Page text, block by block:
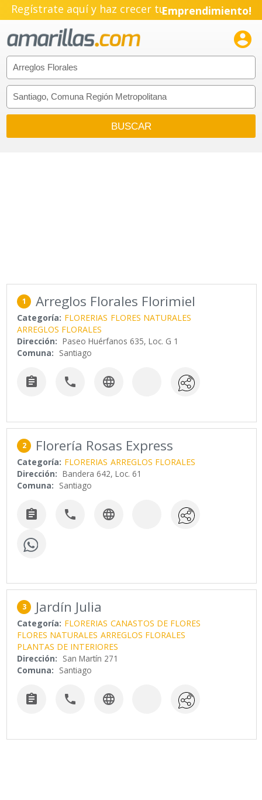
Regístrate aquí y haz crecer tuEmprendimiento!

1 Arreglos Florales Florimiel
Categoría: FLORERIAS FLORES NATURALES
ARREGLOS FLORALES
Dirección: Paseo Huérfanos 635, Loc. G 1
Comuna: Santiago
  
2 Florería Rosas Express
Categoría: FLORERIAS ARREGLOS FLORALES
Dirección: Bandera 642, Loc. 61
Comuna: Santiago
  
3 Jardín Julia
Categoría: FLORERIAS CANASTOS DE FLORES
FLORES NATURALES ARREGLOS FLORALES
PLANTAS DE INTERIORES
Dirección: San Martín 271
Comuna: Santiago
  